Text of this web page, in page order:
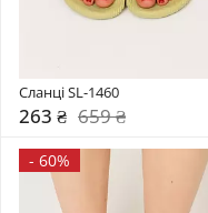
Сланці SL-1460
263 ₴ 659 ₴
- 60%